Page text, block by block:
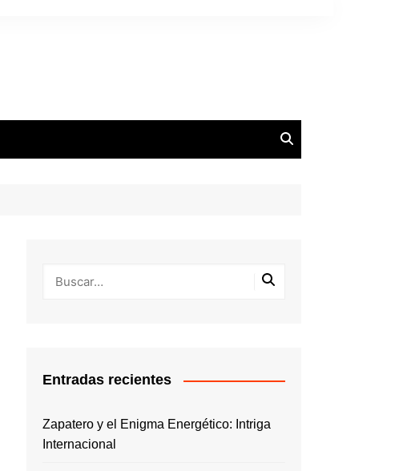
Entradas recientes
Zapatero y el Enigma Energético: Intriga
Internacional